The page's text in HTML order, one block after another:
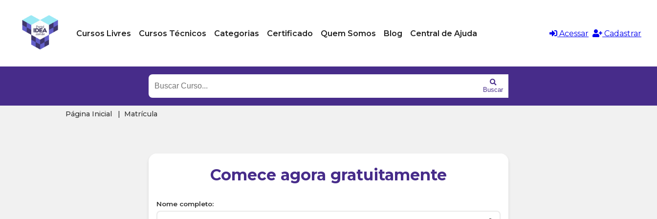
Cursos Livres Cursos Técnicos Categorias Certificado Quem Somos Blog Central de Ajuda Acessar Cadastrar
Buscar
Página Inicial Matrícula
Comece agora gratuitamente
Nome completo: